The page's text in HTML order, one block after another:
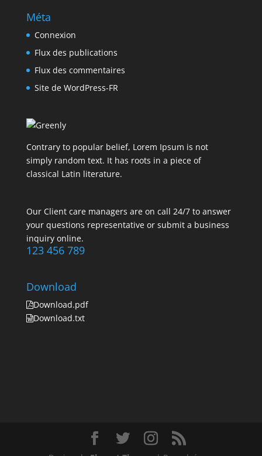
Méta
Connexion
Flux des publications
Flux des commentaires
Site de WordPress-FR
Contrary to popular belief, Lorem Ipsum is not
simply random text. It has roots in a piece of
classical Latin literature.
Our Client care managers are on call 24/7 to answer
your questions representative or submit a business
inquiry online.
123 456 789
Download
Download.pdf
Download.txt